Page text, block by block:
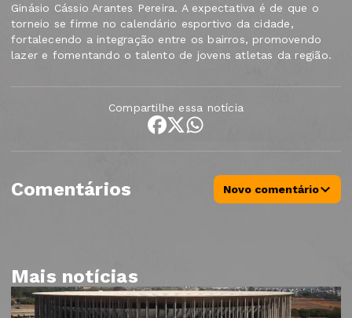
Ginásio Cássio Arantes Pereira. A expectativa é de que o
torneio se firme no calendário esportivo da cidade,
fortalecendo a integração entre os bairros, promovendo
lazer e fomentando o talento de jovens atletas da região.
Compartilhe essa notícia
Comentários Novo comentário
Mais notícias